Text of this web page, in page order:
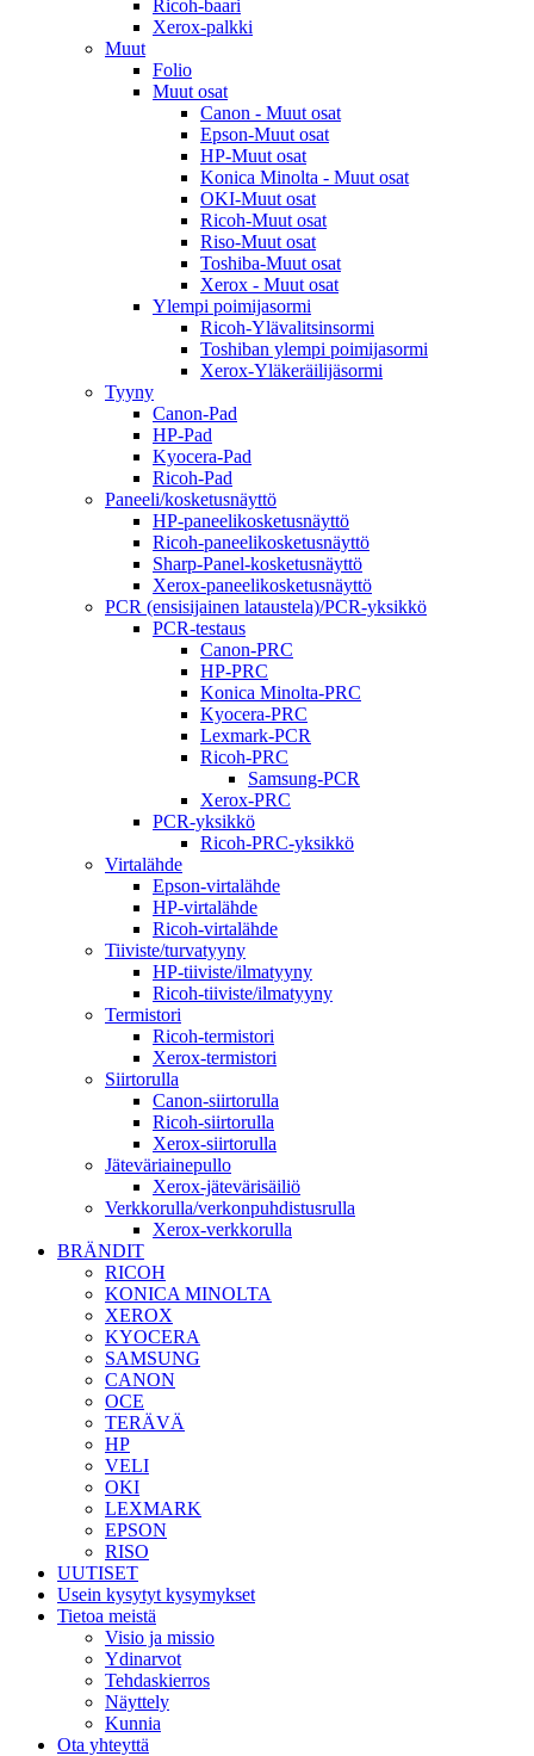
Ricoh-baari
Xerox-palkki
Muut
Folio
Muut osat
Canon - Muut osat
Epson-Muut osat
HP-Muut osat
Konica Minolta - Muut osat
OKI-Muut osat
Ricoh-Muut osat
Riso-Muut osat
Toshiba-Muut osat
Xerox - Muut osat
Ylempi poimijasormi
Ricoh-Ylävalitsinsormi
Toshiban ylempi poimijasormi
Xerox-Yläkeräilijäsormi
Tyyny
Canon-Pad
HP-Pad
Kyocera-Pad
Ricoh-Pad
Paneeli/kosketusnäyttö
HP-paneelikosketusnäyttö
Ricoh-paneelikosketusnäyttö
Sharp-Panel-kosketusnäyttö
Xerox-paneelikosketusnäyttö
PCR (ensisijainen lataustela)/PCR-yksikkö
PCR-testaus
Canon-PRC
HP-PRC
Konica Minolta-PRC
Kyocera-PRC
Lexmark-PCR
Ricoh-PRC
Samsung-PCR
Xerox-PRC
PCR-yksikkö
Ricoh-PRC-yksikkö
Virtalähde
Epson-virtalähde
HP-virtalähde
Ricoh-virtalähde
Tiiviste/turvatyyny
HP-tiiviste/ilmatyyny
Ricoh-tiiviste/ilmatyyny
Termistori
Ricoh-termistori
Xerox-termistori
Siirtorulla
Canon-siirtorulla
Ricoh-siirtorulla
Xerox-siirtorulla
Jäteväriainepullo
Xerox-jätevärisäiliö
Verkkorulla/verkonpuhdistusrulla
Xerox-verkkorulla
BRÄNDIT
RICOH
KONICA MINOLTA
XEROX
KYOCERA
SAMSUNG
CANON
OCE
TERÄVÄ
HP
VELI
OKI
LEXMARK
EPSON
RISO
UUTISET
Usein kysytyt kysymykset
Tietoa meistä
Visio ja missio
Ydinarvot
Tehdaskierros
Näyttely
Kunnia
Ota yhteyttä